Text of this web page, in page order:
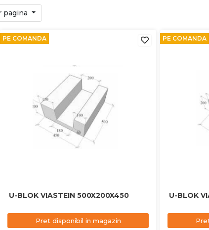
pagina
PE COMANDA
U-BLOK VIASTEIN 500X200X450
Pret disponibil in magazin
PE COMANDA
U-BLOK